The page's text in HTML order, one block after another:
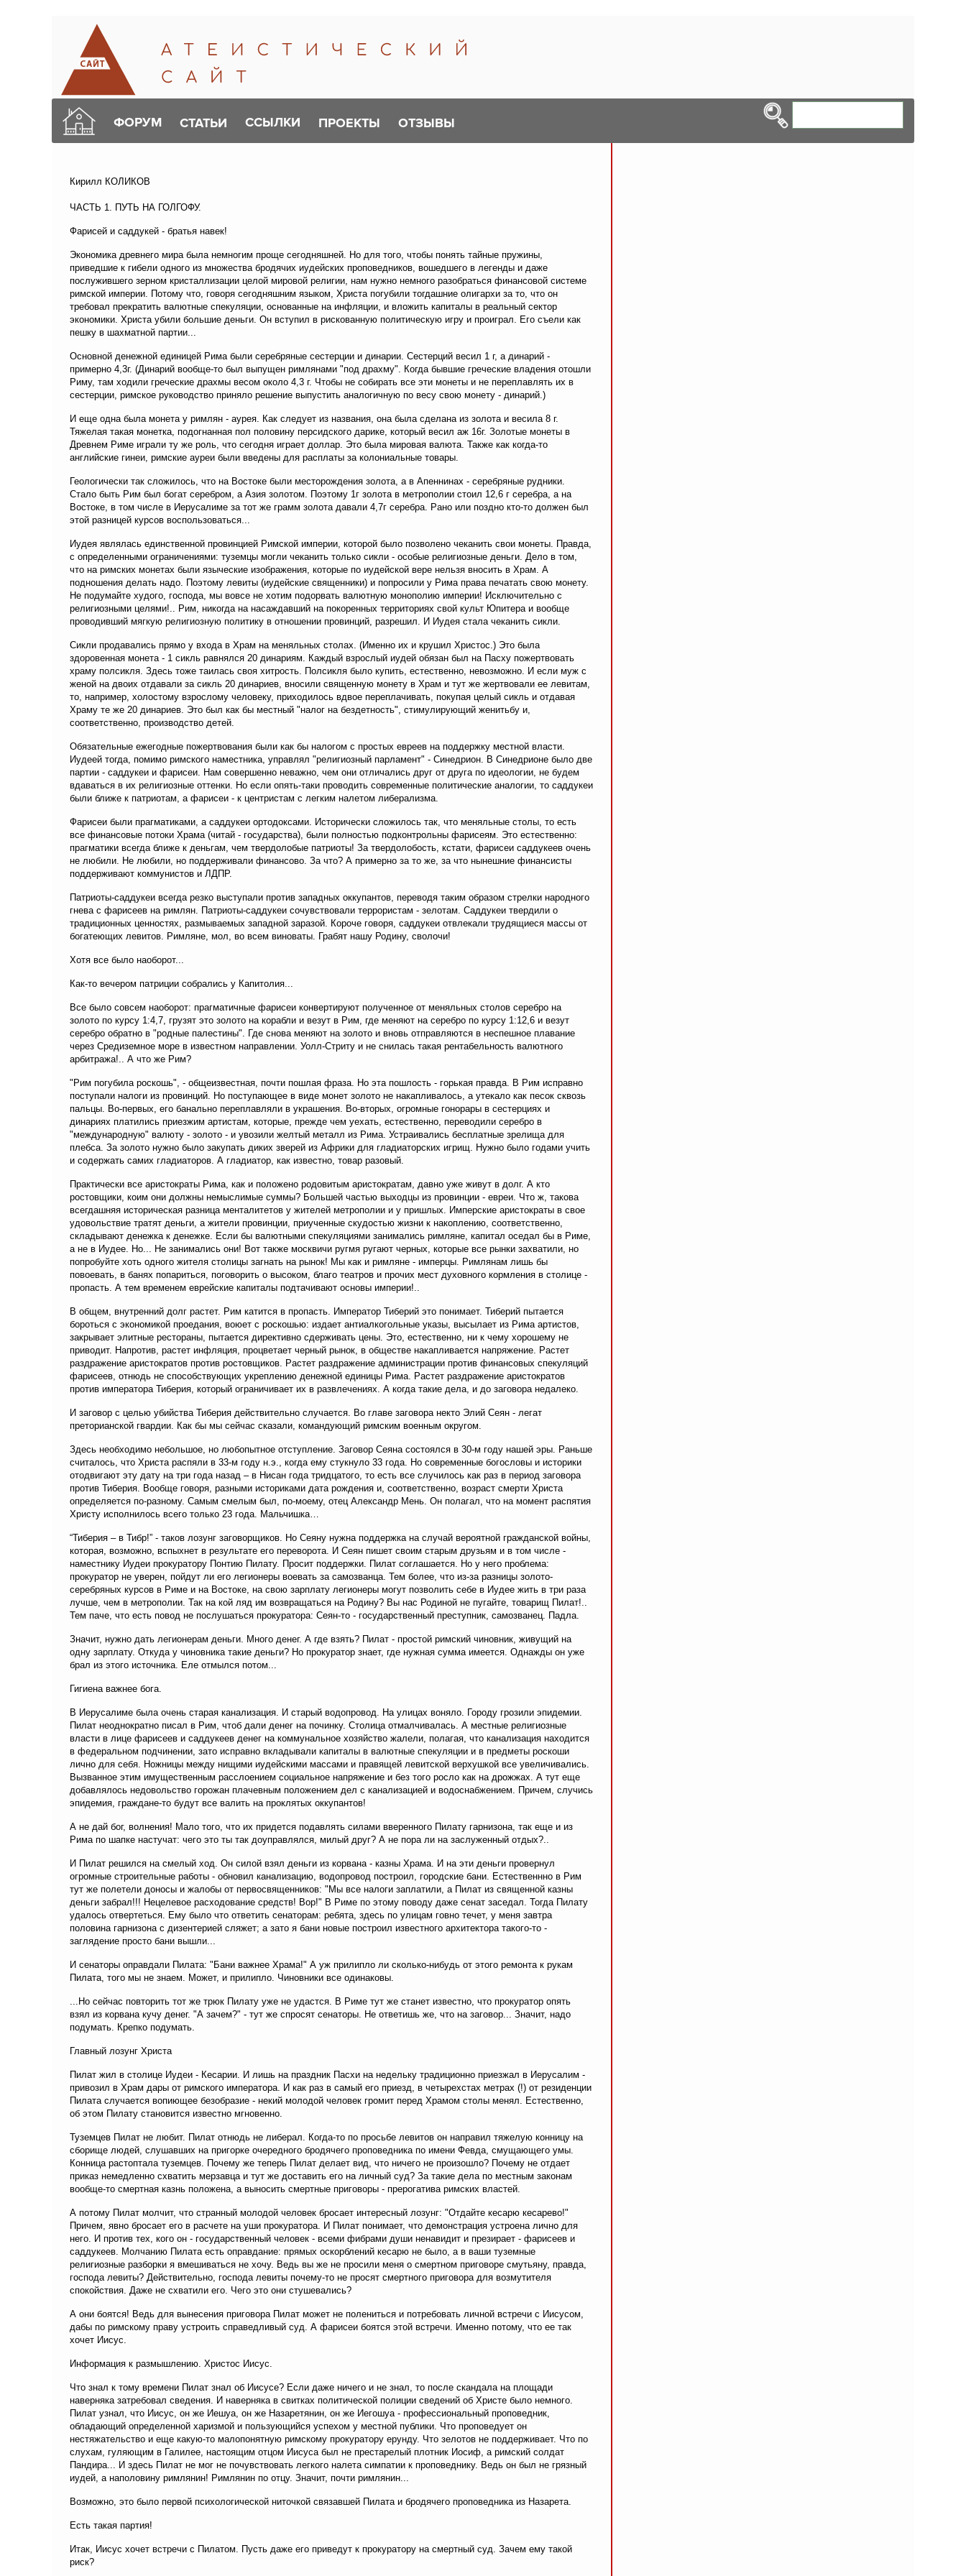
ФОРУМ СТАТЬИ ССЫЛКИ ПРОЕКТЫ ОТЗЫВЫ
Кирилл КОЛИКОВ
ЧАСТЬ 1. ПУТЬ НА ГОЛГОФУ.
Фарисей и саддукей - братья навек!
Экономика древнего мира была немногим проще сегодняшней. Но для того, чтобы понять тайные пружины,
приведшие к гибели одного из множества бродячих иудейских проповедников, вошедшего в легенды и даже
послужившего зерном кристаллизации целой мировой религии, нам нужно немного разобраться финансовой системе
римской империи. Потому что, говоря сегодняшним языком, Христа погубили тогдашние олигархи за то, что он
требовал прекратить валютные спекуляции, основанные на инфляции, и вложить капиталы в реальный сектор
экономики. Христа убили большие деньги. Он вступил в рискованную политическую игру и проиграл. Его съели как
пешку в шахматной партии...
Основной денежной единицей Рима были серебряные сестерции и динарии. Сестерций весил 1 г, а динарий -
примерно 4,3г. (Динарий вообще-то был выпущен римлянами "под драхму". Когда бывшие греческие владения отошли
Риму, там ходили греческие драхмы весом около 4,3 г. Чтобы не собирать все эти монеты и не переплавлять их в
сестерции, римское руководство приняло решение выпустить аналогичную по весу свою монету - динарий.)
И еще одна была монета у римлян - аурея. Как следует из названия, она была сделана из золота и весила 8 г.
Тяжелая такая монетка, подогнанная пол половину персидского дарике, который весил аж 16г. Золотые монеты в
Древнем Риме играли ту же роль, что сегодня играет доллар. Это была мировая валюта. Также как когда-то
английские гинеи, римские ауреи были введены для расплаты за колониальные товары.
Геологически так сложилось, что на Востоке были месторождения золота, а в Апеннинах - серебряные рудники.
Стало быть Рим был богат серебром, а Азия золотом. Поэтому 1г золота в метрополии стоил 12,6 г серебра, а на
Востоке, в том числе в Иерусалиме за тот же грамм золота давали 4,7г серебра. Рано или поздно кто-то должен был
этой разницей курсов воспользоваться...
Иудея являлась единственной провинцией Римской империи, которой было позволено чеканить свои монеты. Правда,
с определенными ограничениями: туземцы могли чеканить только сикли - особые религиозные деньги. Дело в том,
что на римских монетах были языческие изображения, которые по иудейской вере нельзя вносить в Храм. А
подношения делать надо. Поэтому левиты (иудейские священники) и попросили у Рима права печатать свою монету.
Не подумайте худого, господа, мы вовсе не хотим подорвать валютную монополию империи! Исключительно с
религиозными целями!.. Рим, никогда на насаждавший на покоренных территориях свой культ Юпитера и вообще
проводивший мягкую религиозную политику в отношении провинций, разрешил. И Иудея стала чеканить сикли.
Сикли продавались прямо у входа в Храм на меняльных столах. (Именно их и крушил Христос.) Это была
здоровенная монета - 1 сикль равнялся 20 динариям. Каждый взрослый иудей обязан был на Пасху пожертвовать
храму полсикля. Здесь тоже таилась своя хитрость. Полсикля было купить, естественно, невозможно. И если муж с
женой на двоих отдавали за сикль 20 динариев, вносили священную монету в Храм и тут же жертвовали ее левитам,
то, например, холостому взрослому человеку, приходилось вдвое переплачивать, покупая целый сикль и отдавая
Храму те же 20 динариев. Это был как бы местный "налог на бездетность", стимулирующий женитьбу и,
соответственно, производство детей.
Обязательные ежегодные пожертвования были как бы налогом с простых евреев на поддержку местной власти.
Иудеей тогда, помимо римского наместника, управлял "религиозный парламент" - Синедрион. В Синедрионе было две
партии - саддукеи и фарисеи. Нам совершенно неважно, чем они отличались друг от друга по идеологии, не будем
вдаваться в их религиозные оттенки. Но если опять-таки проводить современные политические аналогии, то саддукеи
были ближе к патриотам, а фарисеи - к центристам с легким налетом либерализма.
Фарисеи были прагматиками, а саддукеи ортодоксами. Исторически сложилось так, что меняльные столы, то есть
все финансовые потоки Храма (читай - государства), были полностью подконтрольны фарисеям. Это естественно:
прагматики всегда ближе к деньгам, чем твердолобые патриоты! За твердолобость, кстати, фарисеи саддукеев очень
не любили. Не любили, но поддерживали финансово. За что? А примерно за то же, за что нынешние финансисты
поддерживают коммунистов и ЛДПР.
Патриоты-саддукеи всегда резко выступали против западных оккупантов, переводя таким образом стрелки народного
гнева с фарисеев на римлян. Патриоты-саддукеи сочувствовали террористам - зелотам. Саддукеи твердили о
традиционных ценностях, размываемых западной заразой. Короче говоря, саддукеи отвлекали трудящиеся массы от
богатеющих левитов. Римляне, мол, во всем виноваты. Грабят нашу Родину, сволочи!
Хотя все было наоборот...
Как-то вечером патриции собрались у Капитолия...
Все было совсем наоборот: прагматичные фарисеи конвертируют полученное от меняльных столов серебро на
золото по курсу 1:4,7, грузят это золото на корабли и везут в Рим, где меняют на серебро по курсу 1:12,6 и везут
серебро обратно в "родные палестины". Где снова меняют на золото и вновь отправляются в неспешное плавание
через Средиземное море в известном направлении. Уолл-Стриту и не снилась такая рентабельность валютного
арбитража!.. А что же Рим?
"Рим погубила роскошь", - общеизвестная, почти пошлая фраза. Но эта пошлость - горькая правда. В Рим исправно
поступали налоги из провинций. Но поступающее в виде монет золото не накапливалось, а утекало как песок сквозь
пальцы. Во-первых, его банально переплавляли в украшения. Во-вторых, огромные гонорары в сестерциях и
динариях платились приезжим артистам, которые, прежде чем уехать, естественно, переводили серебро в
"международную" валюту - золото - и увозили желтый металл из Рима. Устраивались бесплатные зрелища для
плебса. За золото нужно было закупать диких зверей из Африки для гладиаторских игрищ. Нужно было годами учить
и содержать самих гладиаторов. А гладиатор, как известно, товар разовый.
Практически все аристократы Рима, как и положено родовитым аристократам, давно уже живут в долг. А кто
ростовщики, коим они должны немыслимые суммы? Большей частью выходцы из провинции - евреи. Что ж, такова
всегдашняя историческая разница менталитетов у жителей метрополии и у пришлых. Имперские аристократы в свое
удовольствие тратят деньги, а жители провинции, приученные скудостью жизни к накоплению, соответственно,
складывают денежка к денежке. Если бы валютными спекуляциями занимались римляне, капитал оседал бы в Риме,
а не в Иудее. Но... Не занимались они! Вот также москвичи ругмя ругают черных, которые все рынки захватили, но
попробуйте хоть одного жителя столицы загнать на рынок! Мы как и римляне - имперцы. Римлянам лишь бы
повоевать, в банях попариться, поговорить о высоком, благо театров и прочих мест духовного кормления в столице -
пропасть. А тем временем еврейские капиталы подтачивают основы империи!..
В общем, внутренний долг растет. Рим катится в пропасть. Император Тиберий это понимает. Тиберий пытается
бороться с экономикой проедания, воюет с роскошью: издает антиалкогольные указы, высылает из Рима артистов,
закрывает элитные рестораны, пытается директивно сдерживать цены. Это, естественно, ни к чему хорошему не
приводит. Напротив, растет инфляция, процветает черный рынок, в обществе накапливается напряжение. Растет
раздражение аристократов против ростовщиков. Растет раздражение администрации против финансовых спекуляций
фарисеев, отнюдь не способствующих укреплению денежной единицы Рима. Растет раздражение аристократов
против императора Тиберия, который ограничивает их в развлечениях. А когда такие дела, и до заговора недалеко.
И заговор с целью убийства Тиберия действительно случается. Во главе заговора некто Элий Сеян - легат
преторианской гвардии. Как бы мы сейчас сказали, командующий римским военным округом.
Здесь необходимо небольшое, но любопытное отступление. Заговор Сеяна состоялся в 30-м году нашей эры. Раньше
считалось, что Христа распяли в 33-м году н.э., когда ему стукнуло 33 года. Но современные богословы и историки
отодвигают эту дату на три года назад – в Нисан года тридцатого, то есть все случилось как раз в период заговора
против Тиберия. Вообще говоря, разными историками дата рождения и, соответственно, возраст смерти Христа
определяется по-разному. Самым смелым был, по-моему, отец Александр Мень. Он полагал, что на момент распятия
Христу исполнилось всего только 23 года. Мальчишка…
“Тиберия – в Тибр!” - таков лозунг заговорщиков. Но Сеяну нужна поддержка на случай вероятной гражданской войны,
которая, возможно, вспыхнет в результате его переворота. И Сеян пишет своим старым друзьям и в том числе -
наместнику Иудеи прокуратору Понтию Пилату. Просит поддержки. Пилат соглашается. Но у него проблема:
прокуратор не уверен, пойдут ли его легионеры воевать за самозванца. Тем более, что из-за разницы золото-
серебряных курсов в Риме и на Востоке, на свою зарплату легионеры могут позволить себе в Иудее жить в три раза
лучше, чем в метрополии. Так на кой ляд им возвращаться на Родину? Вы нас Родиной не пугайте, товарищ Пилат!..
Тем паче, что есть повод не послушаться прокуратора: Сеян-то - государственный преступник, самозванец. Падла.
Значит, нужно дать легионерам деньги. Много денег. А где взять? Пилат - простой римский чиновник, живущий на
одну зарплату. Откуда у чиновника такие деньги? Но прокуратор знает, где нужная сумма имеется. Однажды он уже
брал из этого источника. Еле отмылся потом...
Гигиена важнее бога.
В Иерусалиме была очень старая канализация. И старый водопровод. На улицах воняло. Городу грозили эпидемии.
Пилат неоднократно писал в Рим, чтоб дали денег на починку. Столица отмалчивалась. А местные религиозные
власти в лице фарисеев и саддукеев денег на коммунальное хозяйство жалели, полагая, что канализация находится
в федеральном подчинении, зато исправно вкладывали капиталы в валютные спекуляции и в предметы роскоши
лично для себя. Ножницы между нищими иудейскими массами и правящей левитской верхушкой все увеличивались.
Вызванное этим имущественным расслоением социальное напряжение и без того росло как на дрожжах. А тут еще
добавлялось недовольство горожан плачевным положением дел с канализацией и водоснабжением. Причем, случись
эпидемия, граждане-то будут все валить на проклятых оккупантов!
А не дай бог, волнения! Мало того, что их придется подавлять силами вверенного Пилату гарнизона, так еще и из
Рима по шапке настучат: чего это ты так доуправлялся, милый друг? А не пора ли на заслуженный отдых?..
И Пилат решился на смелый ход. Он силой взял деньги из корвана - казны Храма. И на эти деньги провернул
огромные строительные работы - обновил канализацию, водопровод построил, городские бани. Естественнно в Рим
тут же полетели доносы и жалобы от первосвященников: "Мы все налоги заплатили, а Пилат из священной казны
деньги забрал!!! Нецелевое расходование средств! Вор!" В Риме по этому поводу даже сенат заседал. Тогда Пилату
удалось отвертеться. Ему было что ответить сенаторам: ребята, здесь по улицам говно течет, у меня завтра
половина гарнизона с дизентерией сляжет; а зато я бани новые построил известного архитектора такого-то -
заглядение просто бани вышли...
И сенаторы оправдали Пилата: "Бани важнее Храма!" А уж прилипло ли сколько-нибудь от этого ремонта к рукам
Пилата, того мы не знаем. Может, и прилипло. Чиновники все одинаковы.
...Но сейчас повторить тот же трюк Пилату уже не удастся. В Риме тут же станет известно, что прокуратор опять
взял из корвана кучу денег. "А зачем?" - тут же спросят сенаторы. Не ответишь же, что на заговор... Значит, надо
подумать. Крепко подумать.
Главный лозунг Христа
Пилат жил в столице Иудеи - Кесарии. И лишь на праздник Пасхи на недельку традиционно приезжал в Иерусалим -
привозил в Храм дары от римского императора. И как раз в самый его приезд, в четырехстах метрах (!) от резиденции
Пилата случается вопиющее безобразие - некий молодой человек громит перед Храмом столы менял. Естественно,
об этом Пилату становится известно мгновенно.
Туземцев Пилат не любит. Пилат отнюдь не либерал. Когда-то по просьбе левитов он направил тяжелую конницу на
сборище людей, слушавших на пригорке очередного бродячего проповедника по имени Февда, смущающего умы.
Конница растоптала туземцев. Почему же теперь Пилат делает вид, что ничего не произошло? Почему не отдает
приказ немедленно схватить мерзавца и тут же доставить его на личный суд? За такие дела по местным законам
вообще-то смертная казнь положена, а выносить смертные приговоры - прерогатива римских властей.
А потому Пилат молчит, что странный молодой человек бросает интересный лозунг: "Отдайте кесарю кесарево!"
Причем, явно бросает его в расчете на уши прокуратора. И Пилат понимает, что демонстрация устроена лично для
него. И против тех, кого он - государственный человек - всеми фибрами души ненавидит и презирает - фарисеев и
саддукеев. Молчанию Пилата есть оправдание: прямых оскорблений кесарю не было, а в ваши туземные
религиозные разборки я вмешиваться не хочу. Ведь вы же не просили меня о смертном приговоре смутьяну, правда,
господа левиты? Действительно, господа левиты почему-то не просят смертного приговора для возмутителя
спокойствия. Даже не схватили его. Чего это они стушевались?
А они боятся! Ведь для вынесения приговора Пилат может не полениться и потребовать личной встречи с Иисусом,
дабы по римскому праву устроить справедливый суд. А фарисеи боятся этой встречи. Именно потому, что ее так
хочет Иисус.
Информация к размышлению. Христос Иисус.
Что знал к тому времени Пилат знал об Иисусе? Если даже ничего и не знал, то после скандала на площади
наверняка затребовал сведения. И наверняка в свитках политической полиции сведений об Христе было немного.
Пилат узнал, что Иисус, он же Иешуа, он же Назаретянин, он же Иегошуа - профессиональный проповедник,
обладающий определенной харизмой и пользующийся успехом у местной публики. Что проповедует он
нестяжательство и еще какую-то малопонятную римскому прокуратору ерунду. Что зелотов не поддерживает. Что по
слухам, гуляющим в Галилее, настоящим отцом Иисуса был не престарелый плотник Иосиф, а римский солдат
Пандира... И здесь Пилат не мог не почувствовать легкого налета симпатии к проповеднику. Ведь он был не грязный
иудей, а наполовину римлянин! Римлянин по отцу. Значит, почти римлянин...
Возможно, это было первой психологической ниточкой связавшей Пилата и бродячего проповедника из Назарета.
Есть такая партия!
Итак, Иисус хочет встречи с Пилатом. Пусть даже его приведут к прокуратору на смертный суд. Зачем ему такой
риск?